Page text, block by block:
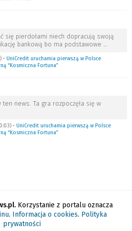
się pierdołami niech dopracują swoją
bankową bo ma podstawowe …
• UniCredit uruchamia pierwszą w Polsce
“Kosmiczna Fortuna”
ten news. Ta gra rozpoczęła się w
• UniCredit uruchamia pierwszą w Polsce
“Kosmiczna Fortuna”
Korzystanie z portalu oznacza
. Informacja o cookies. Polityka
prywatności